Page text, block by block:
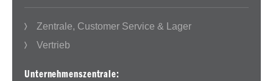
Zentrale, Customer Service & Lager
Vertrieb
Unternehmenszentrale: